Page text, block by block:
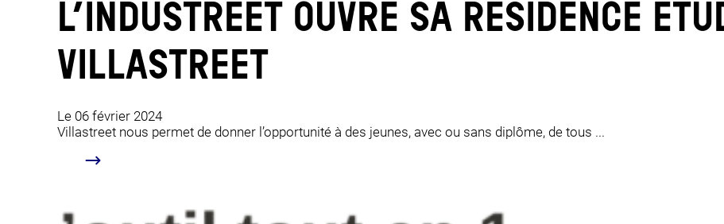
L’INDUSTREET OUVRE SA RÉSIDENCE
VILLASTREET
Le 06 février 2024
Villastreet nous permet de donner l’opportunité à des jeunes, avec ou sans diplôme, de tous ...